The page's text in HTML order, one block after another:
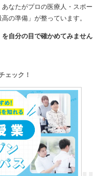
なたがプロの医療人・スポー
の準備」が整っています。
自分の目で確かめてみません
ェック！